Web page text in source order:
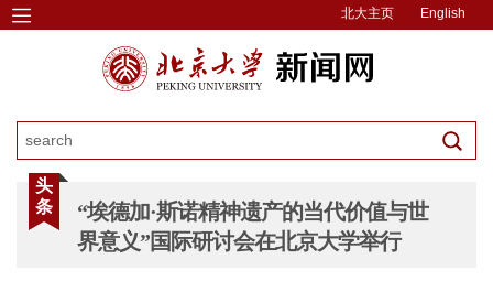
北大主页 English
头
条
“埃德加·斯诺精神遗产的当代价值与世
界意义”国际研讨会在北京大学举行